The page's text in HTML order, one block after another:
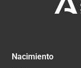
Nacimiento